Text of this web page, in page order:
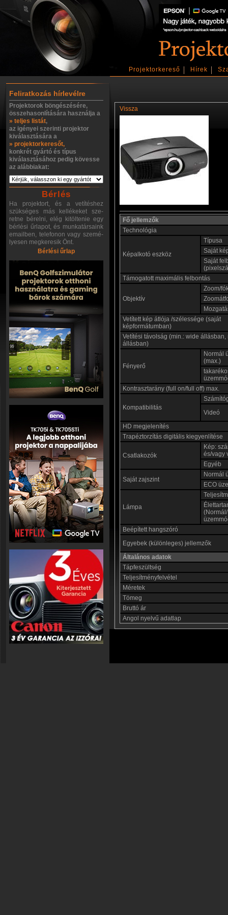
Projektorkereső Hírek
Feliratkozás hírlevélre
Projektorok böngészésére,
összehasonlítására használja a
» teljes listát,
az igényei szerinti projektor
kiválasztására a
» projektorkeresőt,
konkrét gyártó és típus
kiválasztásához pedig kövesse
az alábbiakat:
Bérlés
Ha projektort, és a vetítéshez
szükséges más kellékeket sze-
retne bérelni, elég kitöltenie egy
bérlési űrlapot, és munkatársaink
emailben, telefonon vagy szemé-
lyesen megkeresik Önt.
Bérlési űrlap
Vissza
Fő jellemzők
Technológia
Képalkotó eszköz
Típusa
Saját
Saját
Támogatott maximális felbontás
Objektív
Zoom/
Vetített kép átlója /szélessége (saját
képformátumban)
Vetítési távolság (min.: wide állásban,
állásban)
Fényerő
Normál
(max.)
Kontrasztarány (full on/full off) max.
Kompatibilitás
Videó
HD megjelenítés
Trapéztorzítás digitális kiegyenlítése
Csatlakozók
Kép:
és/vagy
Egyéb
Saját zajszint
Normál
ECO
Lámpa
Beépített hangszóró
Egyebek (különleges) jellemzők
Általános adatok
Tápfeszültség
Teljesítményfelvétel
Méretek
Tömeg
Bruttó ár
Angol nyelvű adatlap